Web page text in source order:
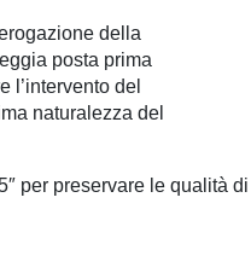
della
posta prima
l’intervento del
naturalezza del
per preservare le qualità